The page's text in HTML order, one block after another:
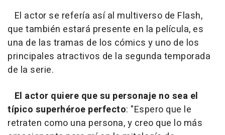
El actor se refería así al multiverso de Flash,
que también estará presente en la película, es
una de las tramas de los cómics y uno de los
principales atractivos de la segunda temporada
de la serie.
El actor quiere que su personaje no sea el
típico superhéroe perfecto: "Espero que le
retraten como una persona, y creo que lo más